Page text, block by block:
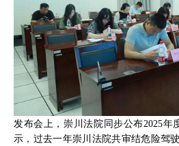
发布会上，崇川法院同步公布2025年
示，过去一年崇川法院共审结危险驾